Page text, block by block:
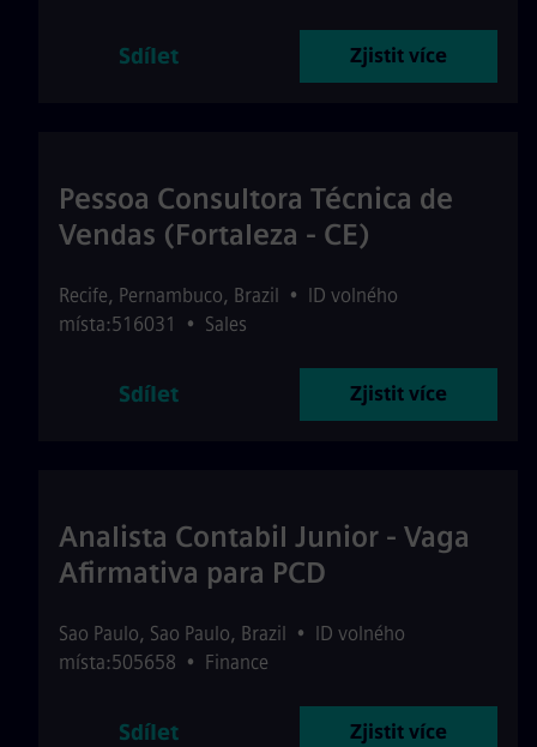
Sdílet Zjistit více
Pessoa Consultora Técnica de
Vendas (Fortaleza - CE)
Recife, Pernambuco, Brazil • ID volného
místa:516031
• Sales
Sdílet Zjistit více
Analista Contabil Junior - Vaga
Afirmativa para PCD
Sao Paulo, Sao Paulo, Brazil • ID volného
místa:505658 • Finance
Sdílet Zjistit více